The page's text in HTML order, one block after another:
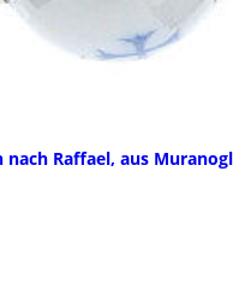
nach Raffael, aus